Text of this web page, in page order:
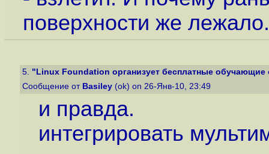
поверхности же лежало.
5. "Linux Foundation организует бесплатные обучающие
Сообщение от Basiley (ok) on 26-Янв-10, 23:49
и правда.
интегрировать